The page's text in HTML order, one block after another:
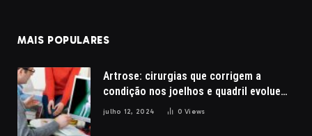
MAIS POPULARES
Artrose: cirurgias que corrigem a
condição nos joelhos e quadril evoluem
com a robótica
julho 12, 2024 0Views